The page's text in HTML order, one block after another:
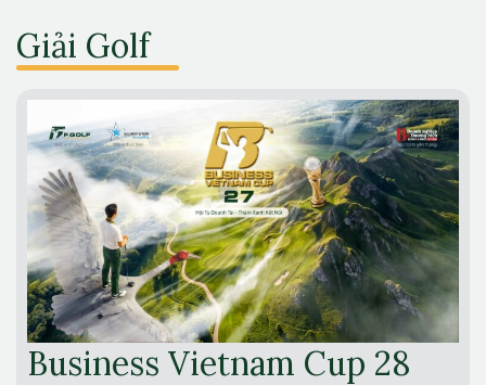
Giải Golf
Business Vietnam Cup 28